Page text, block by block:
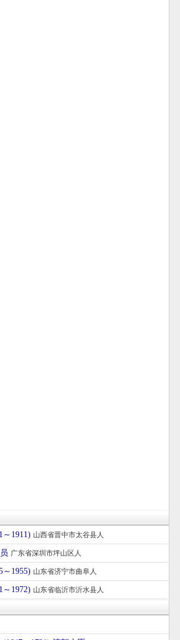
～1911) 山西省晋中市太谷县人
广东省深圳市坪山区人
～1955) 山东省济宁市曲阜人
～1972) 山东省临沂市沂水县人